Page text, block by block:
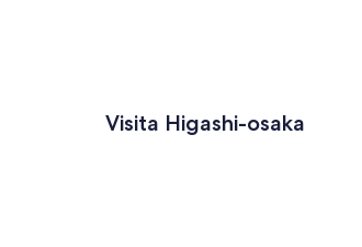
Visita Higashi-osaka